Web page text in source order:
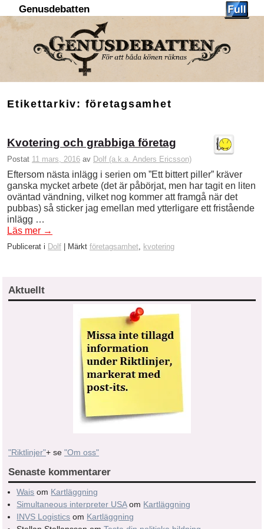
Genusdebatten
Etikettarkiv: företagsamhet
Kvotering och grabbiga företag
Postat 11 mars, 2016 av Dolf (a.k.a. Anders Ericsson)
Eftersom nästa inlägg i serien om ”Ett bittert piller” kräver
ganska mycket arbete (det är påbörjat, men har tagit en liten
oväntad vändning, vilket nog kommer att framgå när det
pubbas) så sticker jag emellan med ytterligare ett fristående
inlägg …
Läs mer →
Publicerat i Dolf Märkt företagsamhet, kvotering
Aktuellt
"Riktlinjer"+ se "Om oss"
Senaste kommentarer
Wais om Kartläggning
Simultaneous interpreter USAom Kartläggning
INVS Logistics om Kartläggning